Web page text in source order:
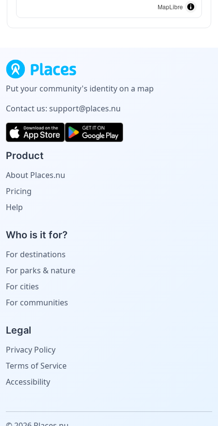
MapLibre
Put your community's identity on a map
Contact us: support@places.nu
Product
About Places.nu
Pricing
Help
Who is it for?
For destinations
For parks & nature
For cities
For communities
Legal
Privacy Policy
Terms of Service
Accessibility